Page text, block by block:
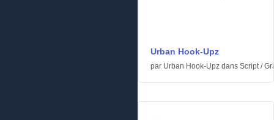
Urban Hook-Upz
par Urban Hook-Upz dans Script/